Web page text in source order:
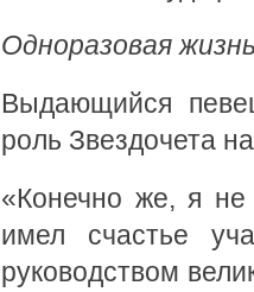
Одноразовая
Выдающийся
роль Звездочета
«Конечно же, я не
имел счастье
руководством